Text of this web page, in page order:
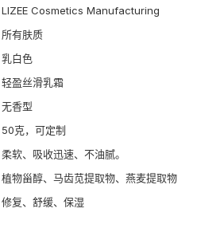
LIZEE Cosmetics Manufacturing
所有肤质
乳白色
轻盈丝滑乳霜
无香型
50克，可定制
柔软、吸收迅速、不油腻。
植物甾醇、马齿苋提取物、燕麦提取物
修复、舒缓、保湿